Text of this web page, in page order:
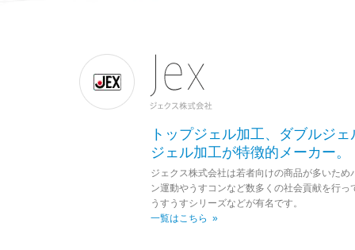
トップジェル加工、ダブルジ
ジェル加工が特徴的メーカー。
ジェクス株式会社は若者向けの商品が多いた
ン運動やうすコンなど数多くの社会貢献を行
うすうすシリーズなどが有名です。
一覧はこちら »